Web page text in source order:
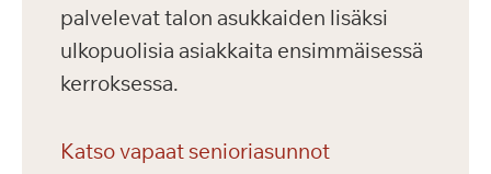
palvelevat talon asukkaiden lisäksi
ulkopuolisia asiakkaita ensimmäisessä
kerroksessa.
Katso vapaat senioriasunnot